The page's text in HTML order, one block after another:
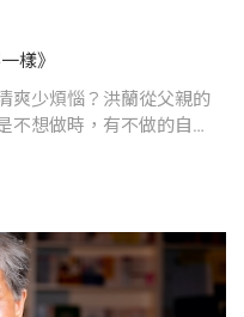
樣》
爽少煩惱？洪蘭從父親的
不想做時，有不做的自